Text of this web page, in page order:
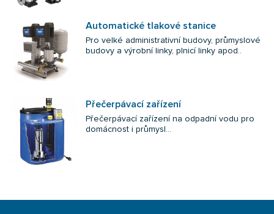
Automatické tlakové stanice
Pro velké administrativní budovy, průmyslové
budovy a výrobní linky, plnicí linky apod..
Přečerpávací zařízení
Přečerpávací zařízení na odpadní vodu pro
domácnost i průmysl...